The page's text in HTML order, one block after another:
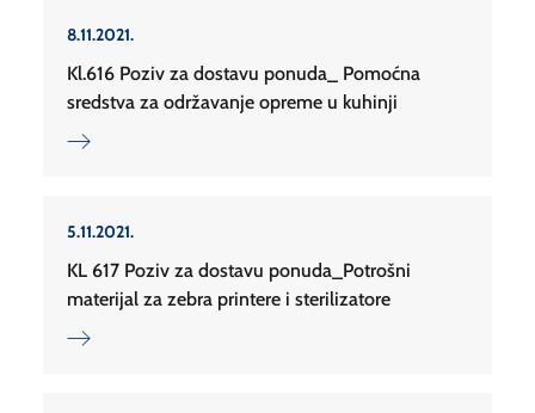
8.11.2021.
Kl.616 Poziv za dostavu ponuda_ Pomoćna
sredstva za održavanje opreme u kuhinji
5.11.2021.
KL 617 Poziv za dostavu ponuda_Potrošni
materijal za zebra printere i sterilizatore